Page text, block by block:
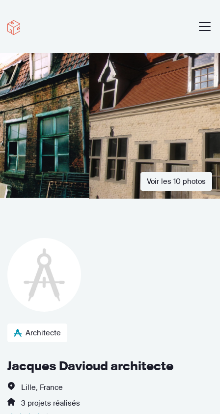
Voir les 10 photos
Architecte
Jacques Davioud architecte
Lille, France
3 projets réalisés